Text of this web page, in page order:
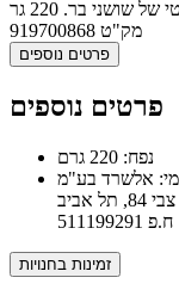
מק"ט 919700868
פרטים נוספים
פרטים נוספים
נפח: 220 גרם
אלשרד בע"מ
אביב
ח.פ 511199291
זמינות בחנויות